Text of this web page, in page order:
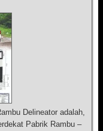
Delineator adalah,
Pabrik Rambu –